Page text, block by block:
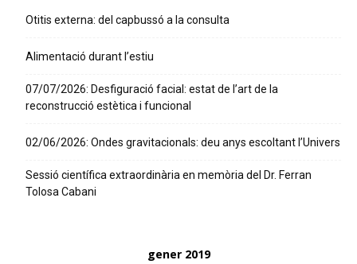
Otitis externa: del capbussó a la consulta
Alimentació durant l’estiu
07/07/2026: Desfiguració facial: estat de l’art de la
reconstrucció estètica i funcional
02/06/2026: Ondes gravitacionals: deu anys escoltant l’Univers
Sessió científica extraordinària en memòria del Dr. Ferran
Tolosa Cabani
gener 2019